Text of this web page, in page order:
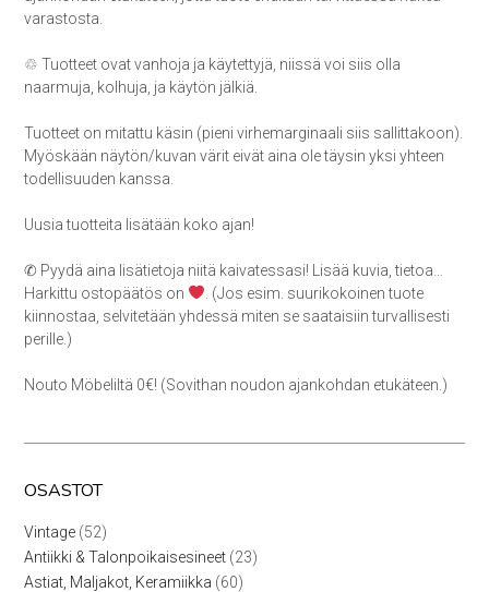
varastosta.
♲ Tuotteet ovat vanhoja ja käytettyjä, niissä voi siis olla
naarmuja, kolhuja, ja käytön jälkiä.
Tuotteet on mitattu käsin (pieni virhemarginaali siis sallittakoon).
Myöskään näytön/kuvan värit eivät aina ole täysin yksi yhteen
todellisuuden kanssa.
Uusia tuotteita lisätään koko ajan!
✆ Pyydä aina lisätietoja niitä kaivatessasi! Lisää kuvia, tietoa…
Harkittu ostopäätös on
. (Jos esim. suurikokoinen tuote
kiinnostaa, selvitetään yhdessä miten se saataisiin turvallisesti
perille.)
Nouto Möbeliltä 0€! (Sovithan noudon ajankohdan etukäteen.)
OSASTOT
Vintage 5252
tuotetta
Antiikki & Talonpoikaisesineet 2323
Astiat, Maljakot, Keramiikka 6060